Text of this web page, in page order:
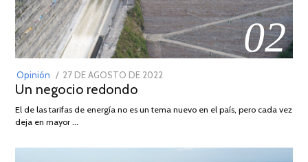
02
Opinión
POSTED
ON
27 DE AGOSTO DE 2022
DE
Un negocio redondo
El de las tarifas de energía no es un tema nuevo en el país, pero cada vez
deja en mayor …